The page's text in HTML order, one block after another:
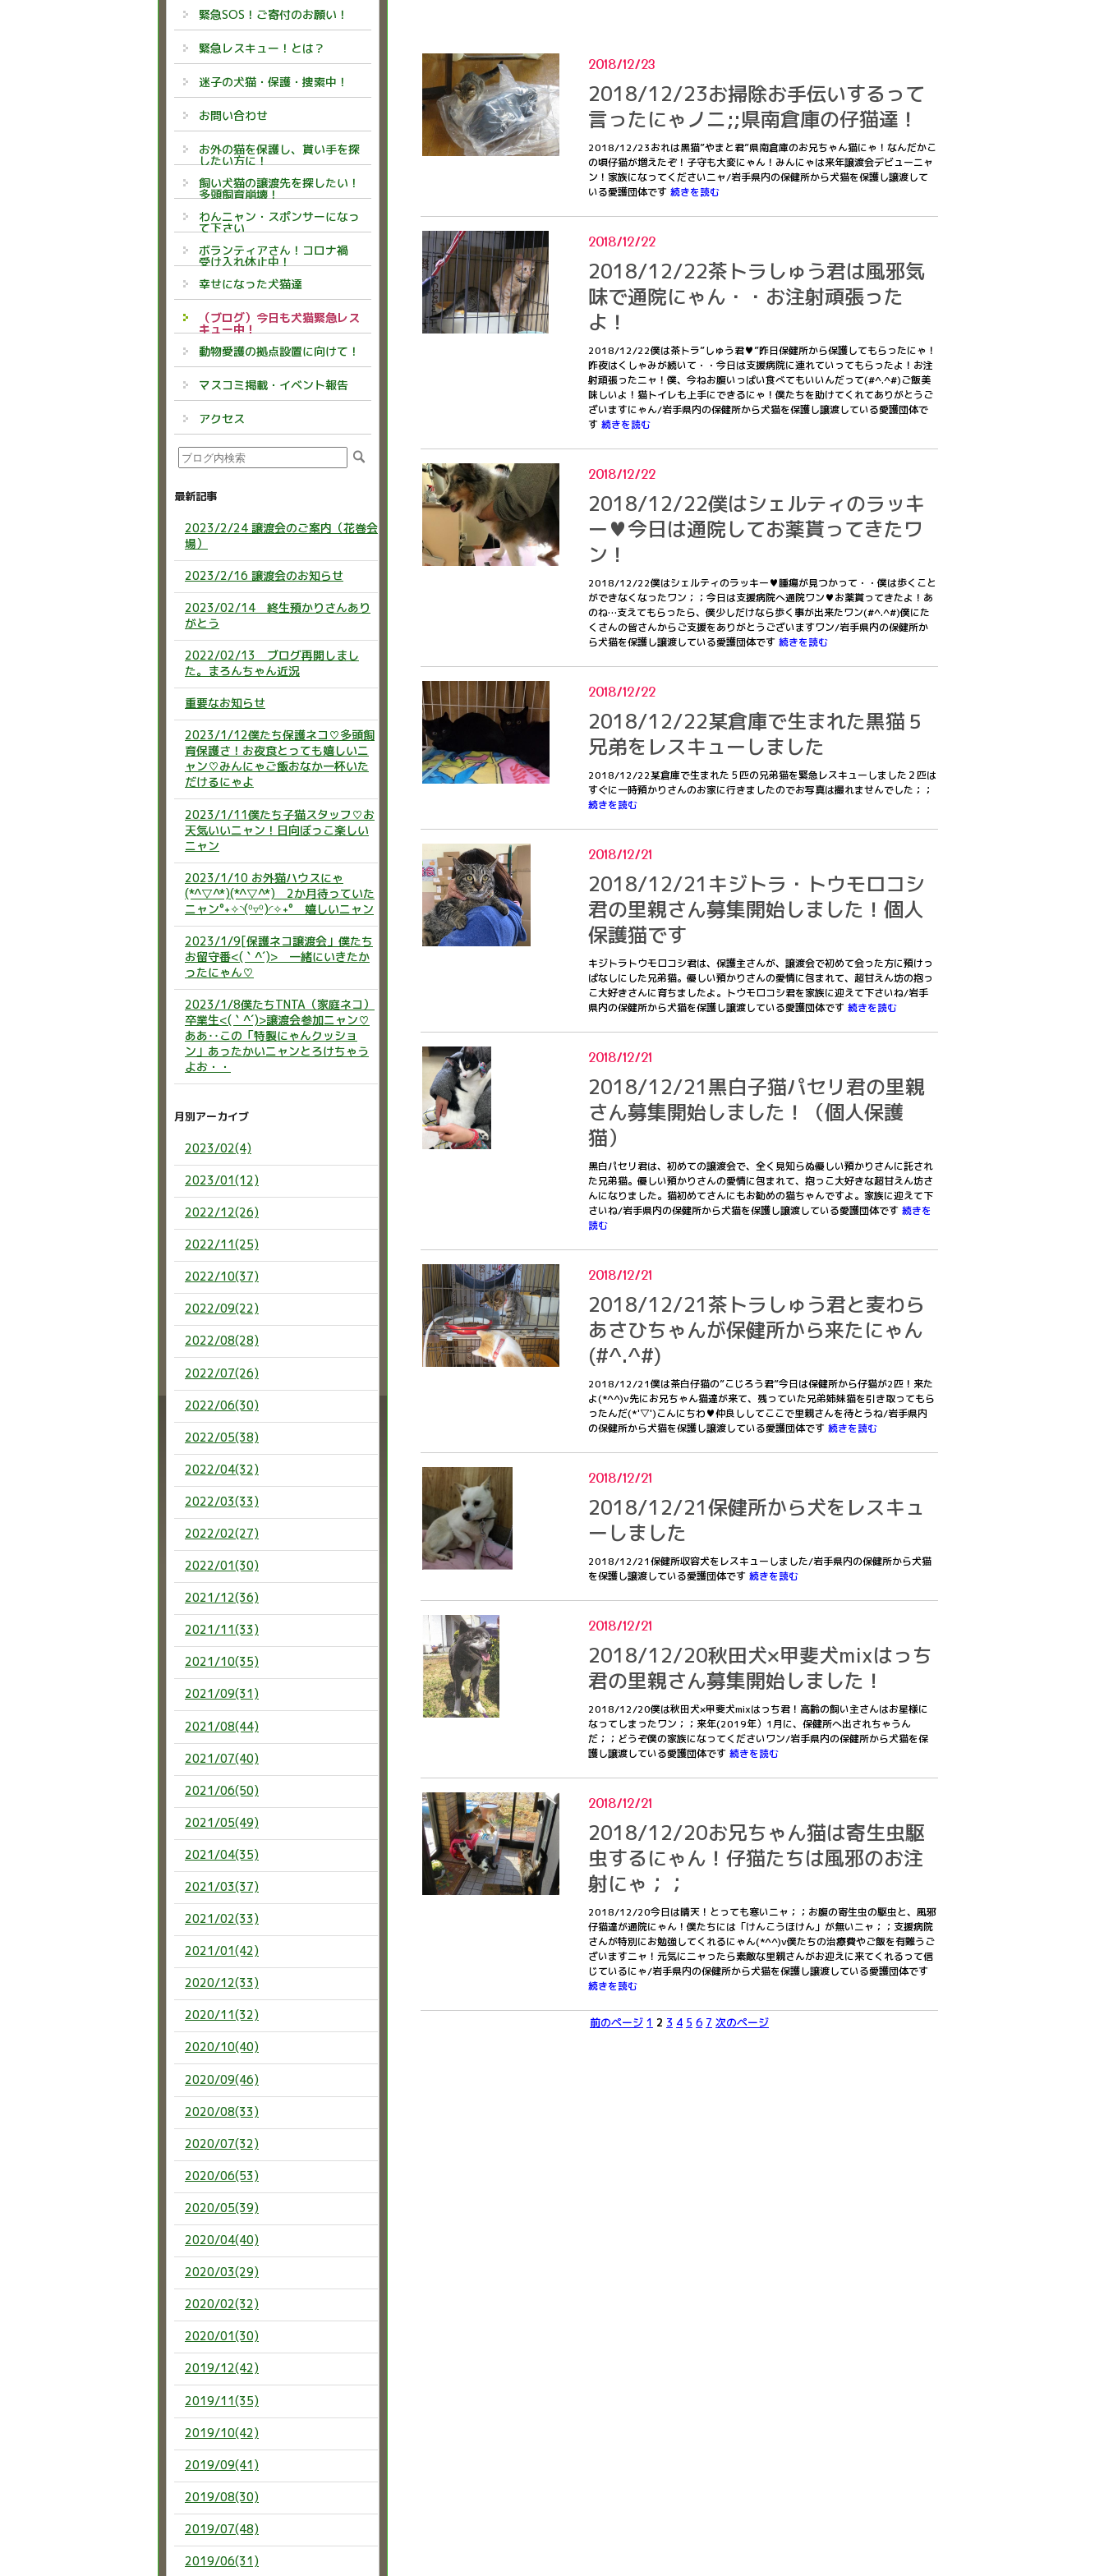
2018/12/23
2018/12/23お掃除お手伝いするって
言ったにゃノニ;;県南倉庫の仔猫達！
2018/12/23おれは黒猫”やまと君”県南倉庫のお兄ちゃん猫にゃ！なんだかこ
の頃仔猫が増えたぞ！子守も大変にゃん！みんにゃは来年譲渡会デビューニャ
ン！家族になってくださいニャ/岩手県内の保健所から犬猫を保護し譲渡して
いる愛護団体です 続きを読む
2018/12/22
2018/12/22茶トラしゅう君は風邪気
味で通院にゃん・・お注射頑張った
よ！
2018/12/22僕は茶トラ”しゅう君♥”昨日保健所から保護してもらったにゃ！
昨夜はくしゃみが続いて・・今日は支援病院に連れていってもらったよ！お注
射頑張ったニャ！僕、今ねお腹いっぱい食べてもいいんだって(#^.^#)ご飯美
味しいよ！猫トイレも上手にできるにゃ！僕たちを助けてくれてありがとうご
ざいますにゃん/岩手県内の保健所から犬猫を保護し譲渡している愛護団体で
す 続きを読む
2018/12/22
2018/12/22僕はシェルティのラッキ
ー♥今日は通院してお薬貰ってきたワ
ン！
2018/12/22僕はシェルティのラッキー♥腫瘍が見つかって・・僕は歩くこと
ができなくなったワン；；今日は支援病院へ通院ワン♥お薬貰ってきたよ！あ
のね…支えてもらったら、僕少しだけなら歩く事が出来たワン(#^.^#)僕にた
くさんの皆さんからご支援をありがとうございますワン/岩手県内の保健所か
ら犬猫を保護し譲渡している愛護団体です 続きを読む
2018/12/22
2018/12/22某倉庫で生まれた黒猫５
兄弟をレスキューしました
2018/12/22某倉庫で生まれた５匹の兄弟猫を緊急レスキューしました２匹は
すぐに一時預かりさんのお家に行きましたのでお写真は撮れませんでした；；
続きを読む
2018/12/21
2018/12/21キジトラ・トウモロコシ
君の里親さん募集開始しました！個人
保護猫です
キジトラトウモロコシ君は、保護主さんが、譲渡会で初めて会った方に預けっ
ぱなしにした兄弟猫。優しい預かりさんの愛情に包まれて、超甘えん坊の抱っ
こ大好きさんに育ちましたよ。トウモロコシ君を家族に迎えて下さいね/岩手
県内の保健所から犬猫を保護し譲渡している愛護団体です 続きを読む
2018/12/21
2018/12/21黒白子猫パセリ君の里親
さん募集開始しました！（個人保護
猫）
黒白パセリ君は、初めての譲渡会で、全く見知らぬ優しい預かりさんに託され
た兄弟猫。優しい預かりさんの愛情に包まれて、抱っこ大好きな超甘えん坊さ
んになりました。猫初めてさんにもお勧めの猫ちゃんですよ。家族に迎えて下
さいね/岩手県内の保健所から犬猫を保護し譲渡している愛護団体です 続きを
読む
2018/12/21
2018/12/21茶トラしゅう君と麦わら
あさひちゃんが保健所から来たにゃん
(#^.^#)
2018/12/21僕は茶白仔猫の”こじろう君”今日は保健所から仔猫が2匹！来た
よ(*^^)v先にお兄ちゃん猫達が来て、残っていた兄弟姉妹猫を引き取ってもら
ったんだ(*'▽')こんにちわ♥仲良ししてここで里親さんを待とうね/岩手県内
の保健所から犬猫を保護し譲渡している愛護団体です 続きを読む
2018/12/21
2018/12/21保健所から犬をレスキュ
ーしました
2018/12/21保健所収容犬をレスキューしました/岩手県内の保健所から犬猫
を保護し譲渡している愛護団体です 続きを読む
2018/12/21
2018/12/20秋田犬×甲斐犬mixはっち
君の里親さん募集開始しました！
2018/12/20僕は秋田犬×甲斐犬mixはっち君！高齢の飼い主さんはお星様に
なってしまったワン；；来年(2019年）1月に、保健所へ出されちゃうん
だ；；どうぞ僕の家族になってくださいワン/岩手県内の保健所から犬猫を保
護し譲渡している愛護団体です 続きを読む
2018/12/21
2018/12/20お兄ちゃん猫は寄生虫駆
虫するにゃん！仔猫たちは風邪のお注
射にゃ；；
2018/12/20今日は晴天！とっても寒いニャ；；お腹の寄生虫の駆虫と、風邪
仔猫達が通院にゃん！僕たちには「けんこうほけん」が無いニャ；；支援病院
さんが特別にお勉強してくれるにゃん(*^^)v僕たちの治療費やご飯を有難うご
ざいますニャ！元気にニャったら素敵な里親さんがお迎えに来てくれるって信
じているにゃ/岩手県内の保健所から犬猫を保護し譲渡している愛護団体です
続きを読む
前のページ 1 2 3 4 5 6 7 次のページ
緊急SOS！ご寄付のお願い！
緊急レスキュー！とは？
迷子の犬猫・保護・捜索中！
お問い合わせ
お外の猫を保護し、貰い手を探
したい方に！
飼い犬猫の譲渡先を探したい！
多頭飼育崩壊！
わんニャン・スポンサーになっ
て下さい
ボランティアさん！コロナ禍
受け入れ休止中！
幸せになった犬猫達
（ブログ）今日も犬猫緊急レス
キュー中！
動物愛護の拠点設置に向けて！
マスコミ掲載・イベント報告
アクセス
最新記事
2023/2/24 譲渡会のご案内（花巻会
場）
2023/2/16 譲渡会のお知らせ
2023/02/14 終生預かりさんあり
がとう
2022/02/13 ブログ再開しまし
た。まろんちゃん近況
重要なお知らせ
2023/1/12僕たち保護ネコ♡多頭飼
育保護さ！お夜食とっても嬉しいニ
ャン♡みんにゃご飯おなか一杯いた
だけるにゃよ
2023/1/11僕たち子猫スタッフ♡お
天気いいニャン！日向ぼっこ楽しい
ニャン
2023/1/10 お外猫ハウスにゃ
(*^▽^*)(*^▽^*) 2か月待っていた
ニャン°˖✧◝(⁰▿⁰)◜✧˖° 嬉しいニャン
2023/1/9[保護ネコ譲渡会」僕たち
お留守番<(｀^´)> 一緒にいきたか
ったにゃん♡
2023/1/8僕たちTNTA（家庭ネコ）
卒業生<(｀^´)>譲渡会参加ニャン♡
ああ‥この「特製にゃんクッショ
ン」あったかいニャンとろけちゃう
よお・・
月別アーカイブ
2023/02(4)
2023/01(12)
2022/12(26)
2022/11(25)
2022/10(37)
2022/09(22)
2022/08(28)
2022/07(26)
2022/06(30)
2022/05(38)
2022/04(32)
2022/03(33)
2022/02(27)
2022/01(30)
2021/12(36)
2021/11(33)
2021/10(35)
2021/09(31)
2021/08(44)
2021/07(40)
2021/06(50)
2021/05(49)
2021/04(35)
2021/03(37)
2021/02(33)
2021/01(42)
2020/12(33)
2020/11(32)
2020/10(40)
2020/09(46)
2020/08(33)
2020/07(32)
2020/06(53)
2020/05(39)
2020/04(40)
2020/03(29)
2020/02(32)
2020/01(30)
2019/12(42)
2019/11(35)
2019/10(42)
2019/09(41)
2019/08(30)
2019/07(48)
2019/06(31)